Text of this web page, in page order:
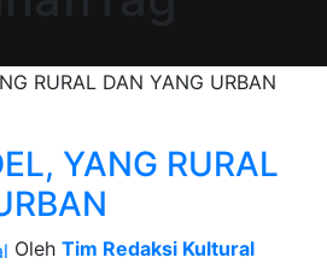
YANG RURAL
Oleh Tim Redaksi Kultural